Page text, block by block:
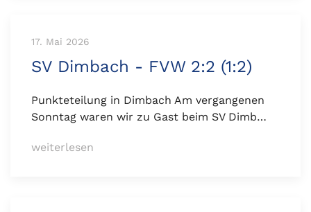
17. Mai 2026
SV Dimbach - FVW 2:2 (1:2)
Punkteteilung in Dimbach Am vergangenen
Sonntag waren wir zu Gast beim SV Dimb…
weiterlesen